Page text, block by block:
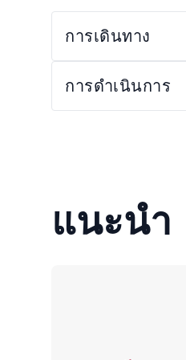
การเดินทาง
การดำเนินการ
แนะนำ